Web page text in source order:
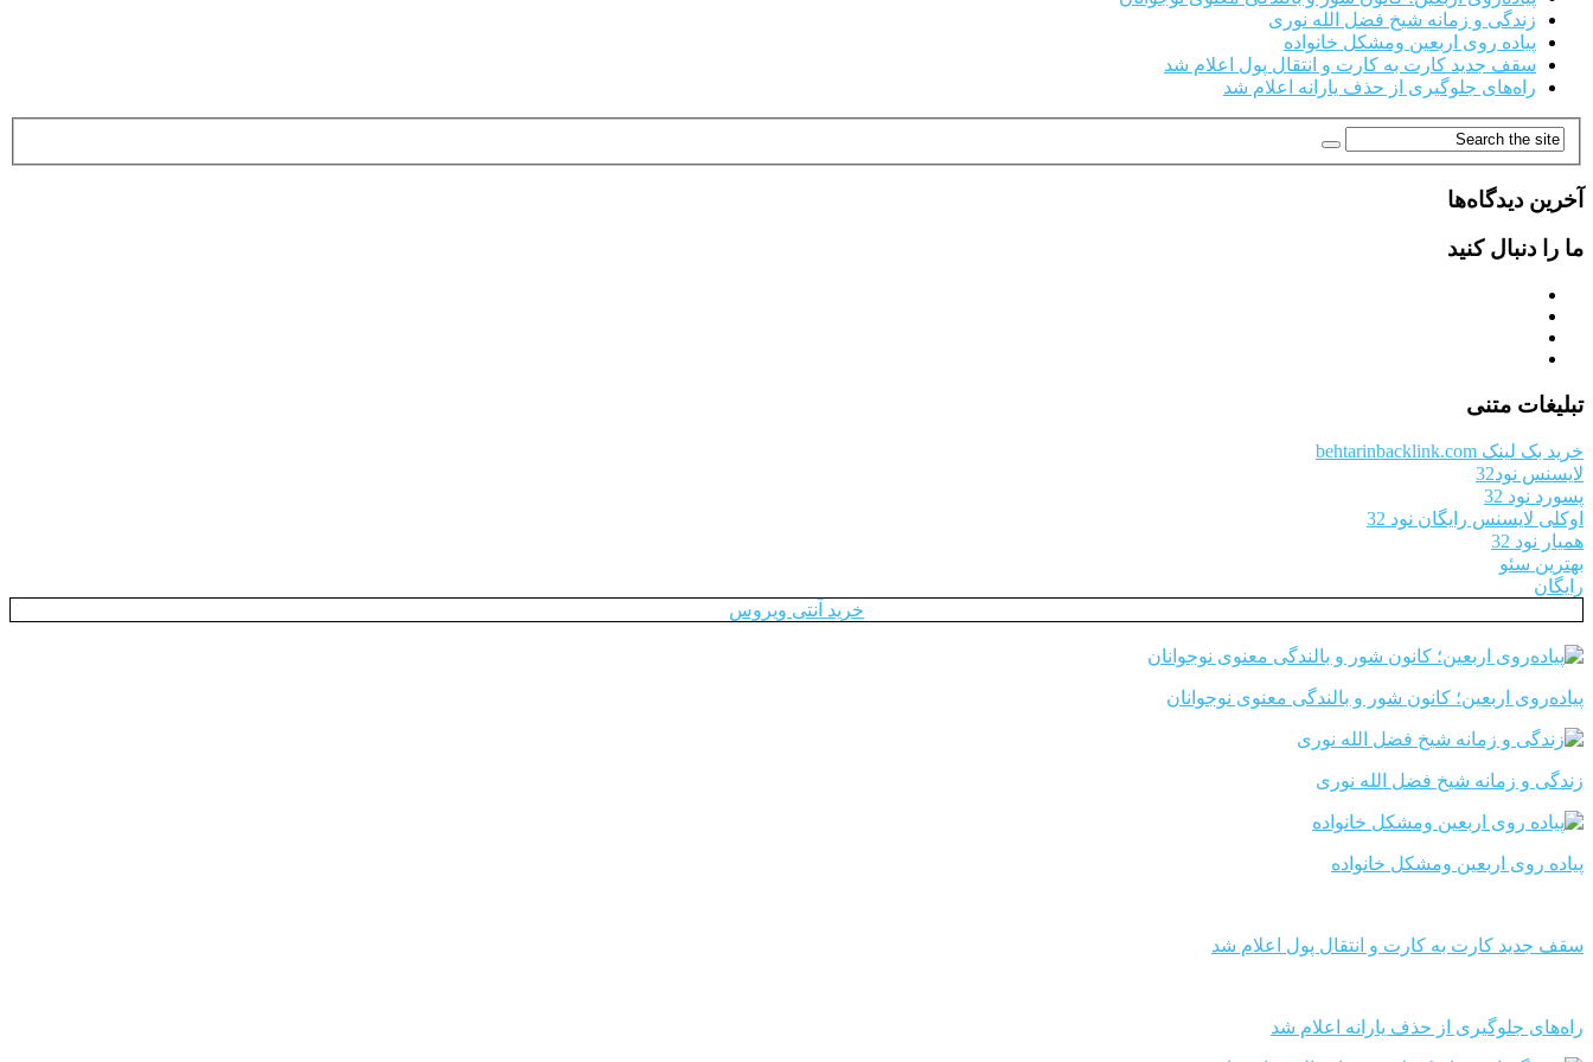
زندگی و زمانه شیخ فضل الله نوری
پیاده روی اربعین ومشکل خانواده
سقف جدید کارت به کارت و انتقال پول اعلام شد
راه‌های جلوگیری از حذف یارانه اعلام شد
آخرین دیدگاه‌ها
ما را دنبال کنید
تبلیغات متنی
خرید بک لینک behtarinbacklink.com
لایسنس نود32
پسورد نود 32
اوکلی لایسنس رایگان نود 32
همیار نود 32
بهترین سئو
رایگان
خرید آنتی ویروس
پیاده‌روی اربعین؛ کانون شور و بالندگی معنوی نوجوانان
زندگی و زمانه شیخ فضل الله نوری
پیاده روی اربعین ومشکل خانواده
سقف جدید کارت به کارت و انتقال پول اعلام شد
راه‌های جلوگیری از حذف یارانه اعلام شد